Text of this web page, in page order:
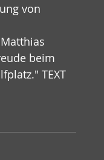
von
beim
TEXT